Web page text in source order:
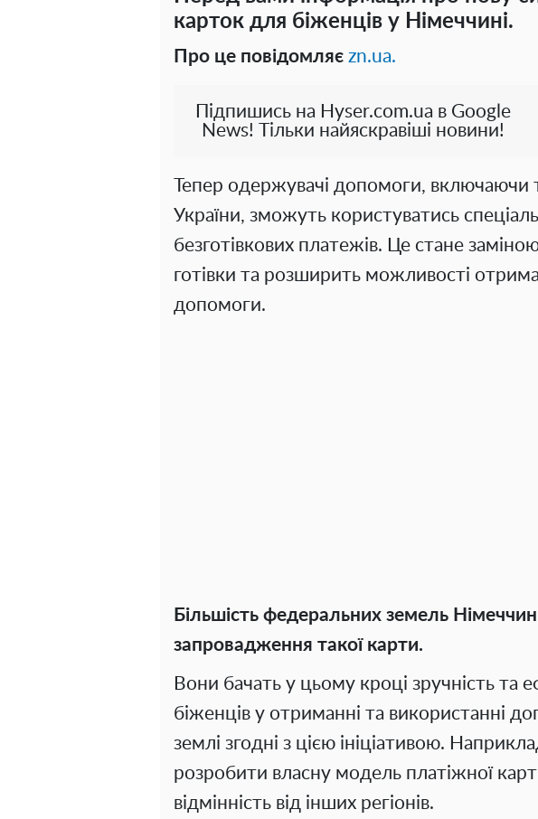
карток для біженців у Німеччині.
Про це повідомляє zn.ua.
Підпишись на Hyser.com.ua в Google
News! Тільки найяскравіші новини!
Тепер одержувачі допомоги, включаючи
України, зможуть користуватись
безготівкових платежів. Це стане
готівки та розширить можливості
допомоги.
Більшість федеральних земель
запровадження такої карти.
Вони бачать у цьому кроці зручність та
біженців у отриманні та використанні
землі згодні з цією ініціативою.
розробити власну модель платіжної
відмінність від інших регіонів.